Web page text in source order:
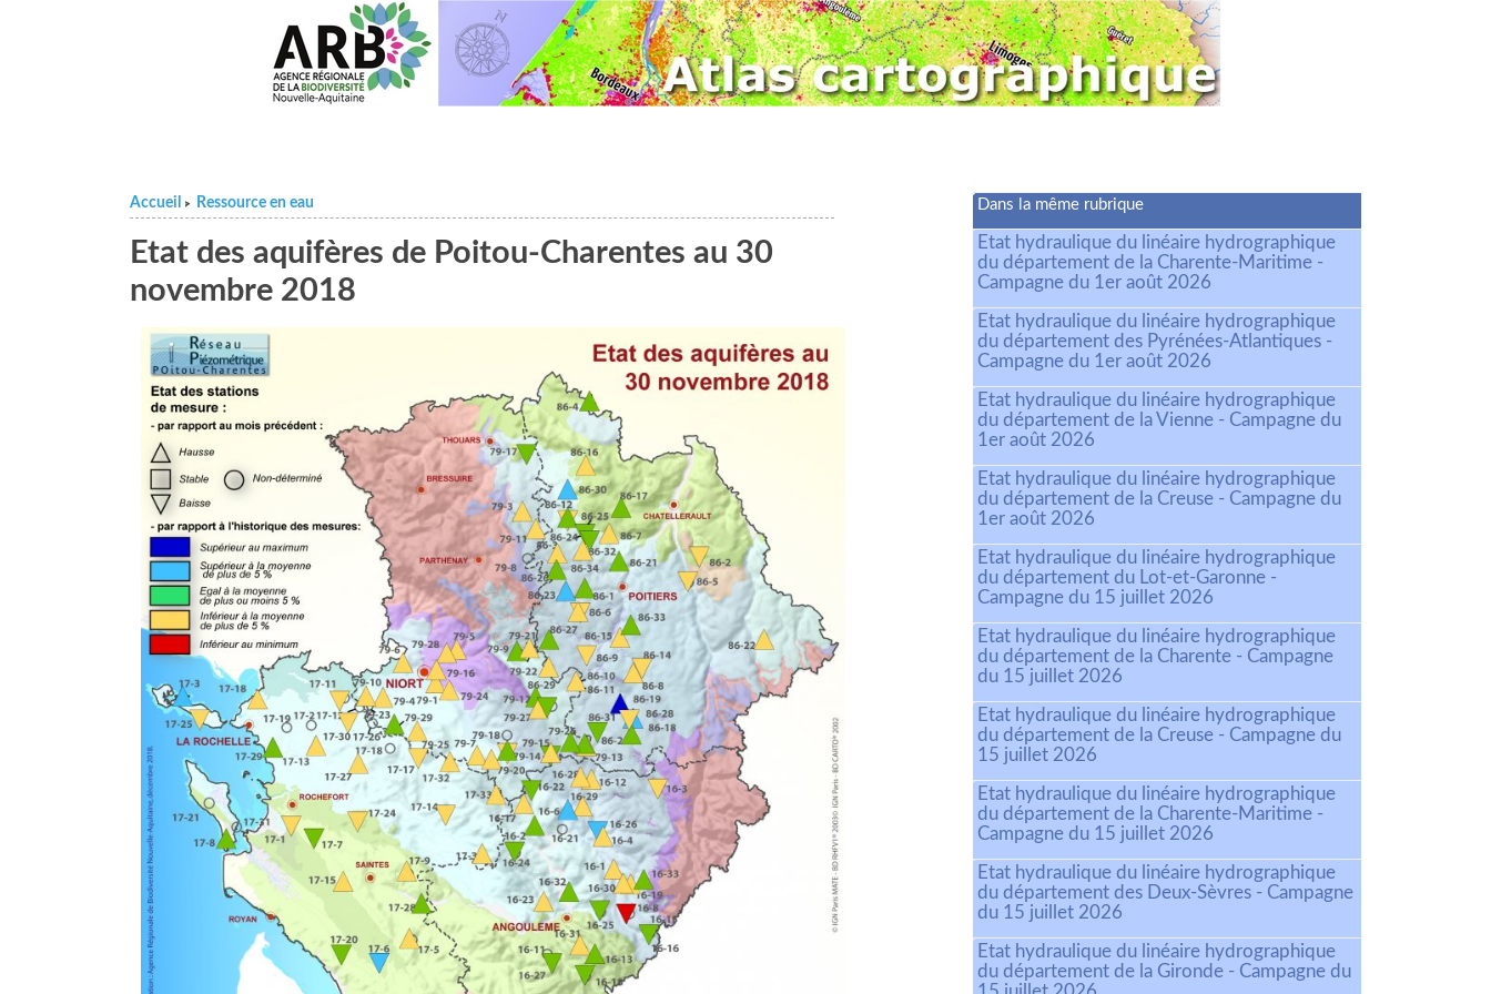
Accueil > Ressource en eau
Etat des aquifères de Poitou-Charentes au 30
novembre 2018
Dans la même rubrique
Etat hydraulique du linéaire hydrographique
du département de la Charente-Maritime -
Campagne du 1er août 2026
Etat hydraulique du linéaire hydrographique
du département des Pyrénées-Atlantiques -
Campagne du 1er août 2026
Etat hydraulique du linéaire hydrographique
du département de la Vienne - Campagne du
1er août 2026
Etat hydraulique du linéaire hydrographique
du département de la Creuse - Campagne du
1er août 2026
Etat hydraulique du linéaire hydrographique
du département du Lot-et-Garonne -
Campagne du 15 juillet 2026
Etat hydraulique du linéaire hydrographique
du département de la Charente - Campagne
du 15 juillet 2026
Etat hydraulique du linéaire hydrographique
du département de la Creuse - Campagne du
15 juillet 2026
Etat hydraulique du linéaire hydrographique
du département de la Charente-Maritime -
Campagne du 15 juillet 2026
Etat hydraulique du linéaire hydrographique
du département des Deux-Sèvres - Campagne
du 15 juillet 2026
Etat hydraulique du linéaire hydrographique
du département de la Gironde - Campagne du